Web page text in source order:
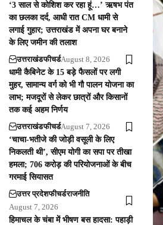
‘3 साल से कोशिश कर रहा हूं…’ ऋषभ पंत
का छलका दर्द, आधी रात CM धामी से
लगाई गुहार; उत्तराखंड में अपना घर बनाने
के लिए जमीन की तलाश
उत्तराखंडफीचर्डAugust 8, 2026
धामी कैबिनेट के 15 बड़े फैसलों पर लगी
मुहर, सामान्य वर्ग को भी गौ पालन योजना का
लाभ; मजदूरों से लेकर छात्रों और किसानों
तक कई अहम निर्णय
उत्तराखंडफीचर्डAugust 7, 2026
‘चाचा-भतीजे की जोड़ी वसूली के लिए
निकलती थी’, सीएम योगी का सपा पर तीखा
हमला; 706 करोड़ की परियोजनाओं के बीच
गरमाई सियासत
उत्तर प्रदेशफीचर्डराजनीति
August 7, 2026
हिमाचल के चंबा में भीषण बस हादसा: पहाड़ी